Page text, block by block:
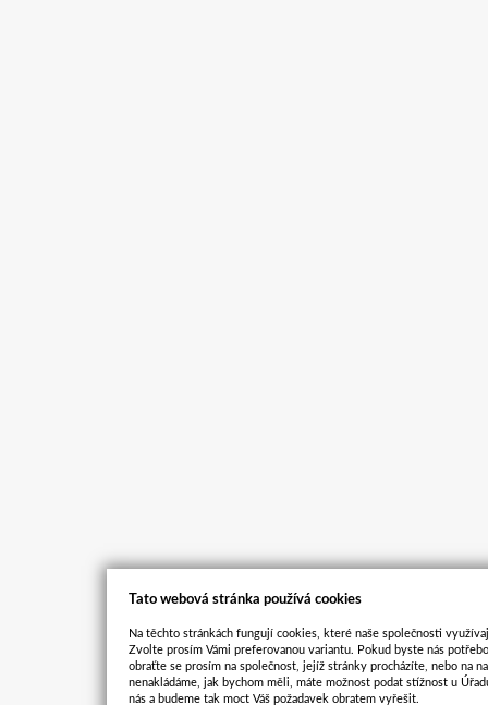
Tato webová stránka používá cookies
Na těchto stránkách fungují cookies, které naše společnosti
Zvolte prosím Vámi preferovanou variantu. Pokud byste nás
obraťte se prosím na společnost, jejíž stránky procházíte, nebo na
nenakládáme, jak bychom měli, máte možnost podat stížnost u
nás a budeme tak moct Váš požadavek obratem vyřešit.